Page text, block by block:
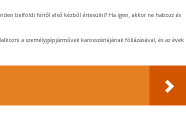
belföldi hírről első kézből értesülni? Ha igen, akkor ne habozz és
a személygépjárművek karosszériájának fóliázásával, és az évek